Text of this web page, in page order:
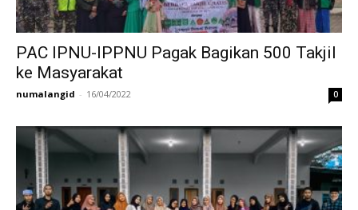
PAC IPNU-IPPNU Pagak Bagikan 500 Takjil
ke Masyarakat
numalangid - 16/04/2022 0